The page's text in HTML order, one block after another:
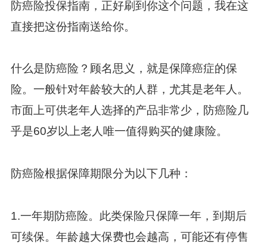
防癌险投保指南，正好刷到你这个问题，我在这
直接把这份指南送给你。
什么是防癌险？顾名思义，就是保障癌症的保
险。一般针对年龄较大的人群，尤其是老年人。
市面上可供老年人选择的产品非常少，防癌险几
乎是60岁以上老人唯一值得购买的健康险。
防癌险根据保障期限分为以下几种：
1.一年期防癌险。此类保险只保障一年，到期后
可续保。年龄越大保费也会越高，可能还有停售